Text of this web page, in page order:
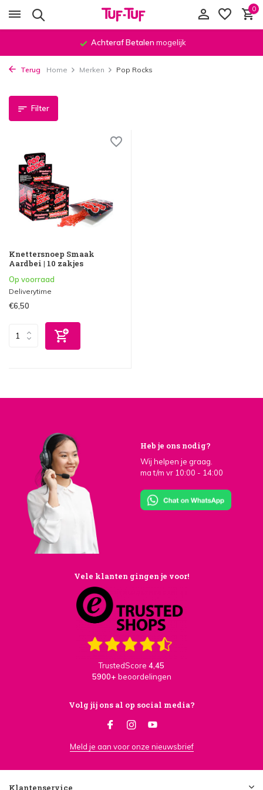
0
Achteraf Betalen mogelijk
Terug Home Merken Pop Rocks
Filter
Knettersnoep Smaak
Aardbei | 10 zakjes
Op voorraad
Deliverytime
€6,50
Heb je ons nodig?
Wij helpen je graag.
ma t/m vr 10:00 - 14:00
Vele klanten gingen je voor!
TrustedScore 4,45
5900+ beoordelingen
Volg jij ons al op social media?
Meld je aan voor onze nieuwsbrief
Klantenservice